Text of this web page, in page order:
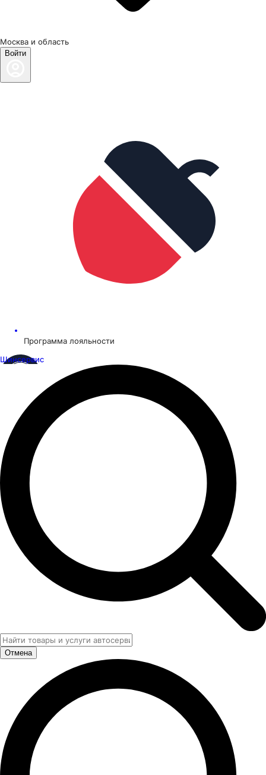
Москва и область
Войти
Программа лояльности
Шинсервис
Отмена